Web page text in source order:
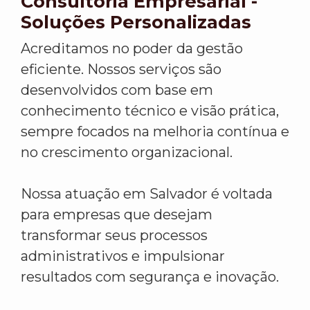
Soluções Personalizadas
Acreditamos no poder da gestão
eficiente. Nossos serviços são
desenvolvidos com base em
conhecimento técnico e visão prática,
sempre focados na melhoria contínua e
no crescimento organizacional.
Nossa atuação em Salvador é voltada
para empresas que desejam
transformar seus processos
administrativos e impulsionar
resultados com segurança e inovação.